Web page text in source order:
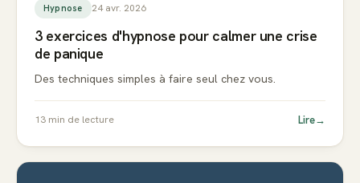
Hypnose 24 avr. 2026
3 exercices d'hypnose pour calmer une crise
de panique
Des techniques simples à faire seul chez vous.
13 min de lecture Lire→